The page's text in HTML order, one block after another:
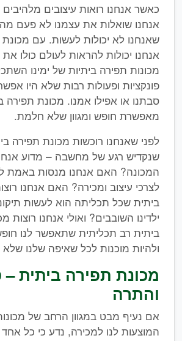
כאשר אנחנו רואות עיצובים
אנחנו שואלות את עצמנו לא פעם
שאנחנו לא יכולות לעשות. עם
אנחנו יכולות להראות לעולם כולו את
מכונות תפירה ביתיות של ימינו
פונקציות ופעולות רבות שלא היו
סבתנו או אפילו אמנו. מכונת תפירה
מאפשרת חופש ומגוון שלא חלמת.
לפני שאנחנו רוכשות מכונת תפירה
שנקדיש רגע של מחשבה – מדוע
המכונה? האם אנחנו מנסות באמת
לצרכי עיצוב ומכירה? האם אנחנו
ביתית שכל תכליתה הוא לעשות
ילדינו השובבים? ואולי אנחנו רוצות
ביתית רב תכליתית שתאפשר לנו
ולהיות מוכנות לכל שאיפה שלנו
מכונת תפירה ביתית –
והתרה
אם נעיף מבט במגוון הרחב של
המוצעות לנו למכירה, נדע כי כל